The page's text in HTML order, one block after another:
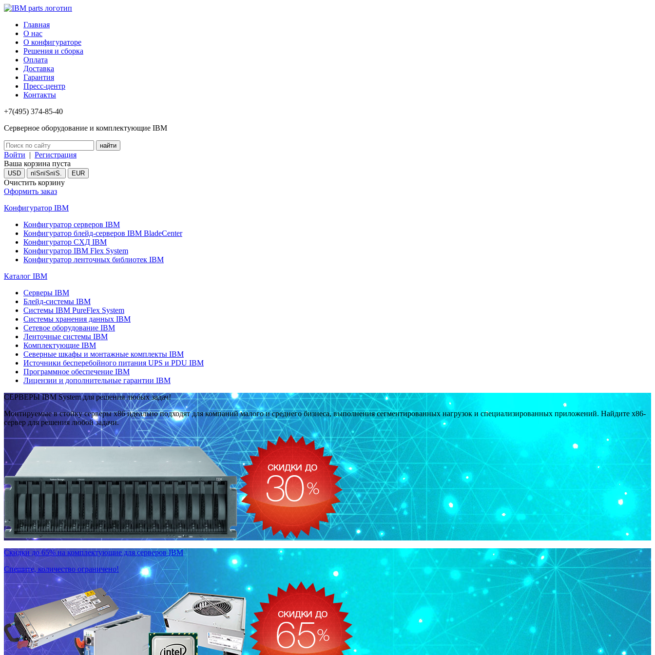
Главная
О нас
О конфигураторе
Решения и сборка
Оплата
Доставка
Гарантия
Пресс-центр
Контакты
+7(495) 374-85-40
Серверное оборудование и комплектующие IBM
Войти | Регистрация
Ваша корзина пуста
USD пїЅпїЅпїЅ. EUR
Очистить корзину
Оформить заказ
Конфигуратор IBM
Конфигуратор серверов IBM
Конфигуратор блейд-серверов IBM BladeCenter
Конфигуратор СХД IBM
Конфигуратор IBM Flex System
Конфигуратор ленточных библиотек IBM
Каталог IBM
Серверы IBM
Блейд-системы IBM
Системы IBM PureFlex System
Системы хранения данных IBM
Сетевое оборудование IBM
Ленточные системы IBM
Комплектующие IBM
Северные шкафы и монтажные комплекты IBM
Источники бесперебойного питания UPS и PDU IBM
Программное обеспечение IBM
Лицензии и дополнительные гарантии IBM
СЕРВЕРЫ IBM System для решения любых задач!
Монтируемые в стойку серверы x86 идеально подходят для компаний малого и среднего бизнеса, выполнения сегментированных нагрузок и специализированных приложений. Найдите x86-
сервер для решения любой задачи.
Скидки до 65% на комплектующие для серверов IBM
Спешите, количество ограничено!